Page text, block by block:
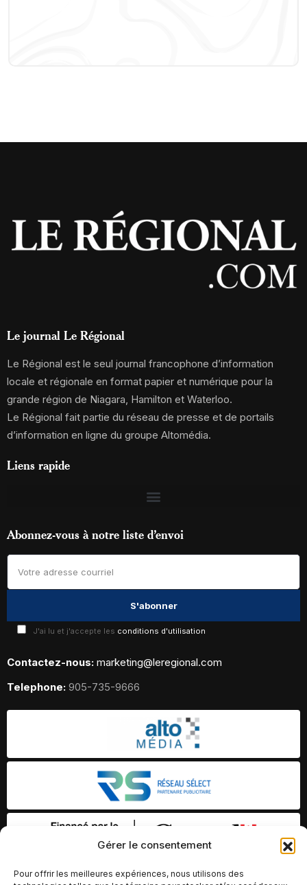
Gérer le consentement
Pour offrir les meilleures expériences, nous utilisons des
Le journal Le Régional
Le Régional est le seul journal francophone d’information
locale et régionale en format papier et numérique pour la
grande région de Niagara, Hamilton et Waterloo.
Le Régional fait partie du réseau de presse et de portails
d’information en ligne du groupe Altomédia.
Liens rapide
Abonnez-vous à notre liste d’envoi
J'ai lu et j'accepte les conditions d'utilisation
Contactez-nous: marketing@leregional.com
Telephone: 905-735-9666